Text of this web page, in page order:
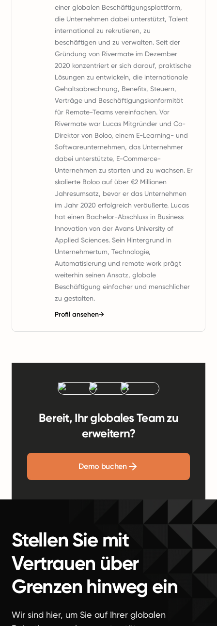
einer globalen Beschäftigungsplattform,
die Unternehmen dabei unterstützt, Talent
international zu rekrutieren, zu
beschäftigen und zu verwalten. Seit der
Gründung von Rivermate im Dezember
2020 konzentriert er sich darauf, praktische
Lösungen zu entwickeln, die internationale
Gehaltsabrechnung, Benefits, Steuern,
Verträge und Beschäftigungskonformität
für Remote-Teams vereinfachen. Vor
Rivermate war Lucas Mitgründer und Co-
Direktor von Boloo, einem E-Learning- und
Softwareunternehmen, das Unternehmer
dabei unterstützte, E-Commerce-
Unternehmen zu starten und zu wachsen. Er
skalierte Boloo auf über €2 Millionen
Jahresumsatz, bevor er das Unternehmen
im Jahr 2020 erfolgreich veräußerte. Lucas
hat einen Bachelor-Abschluss in Business
Innovation von der Avans University of
Applied Sciences. Sein Hintergrund in
Unternehmertum, Technologie,
Automatisierung und remote work prägt
weiterhin seinen Ansatz, globale
Beschäftigung einfacher und menschlicher
zu gestalten.
Profil ansehen→
Bereit, Ihr globales Team zu
erweitern?
Demo buchen
Stellen Sie mit
Vertrauen über
Grenzen hinweg ein
Wir sind hier, um Sie auf Ihrer globalen